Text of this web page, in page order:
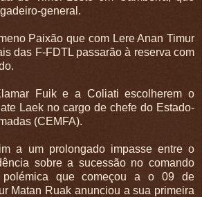
general.
Paixão que com Lere Anan Timur
das F-FDTL passarão à reserva com
Fuik e a Coliati escolherem o
Laek no cargo de chefe do Estado-
(CEMFA).
a um prolongado impasse entre o
sobre a sucessão no comando
polémica que começou a o 09 de
Matan Ruak anunciou a sua primeira